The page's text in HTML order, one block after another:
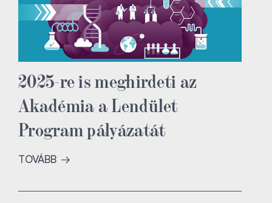
2025-re is meghirdeti az
Akadémia a Lendület
Program pályázatát
TOVÁBB